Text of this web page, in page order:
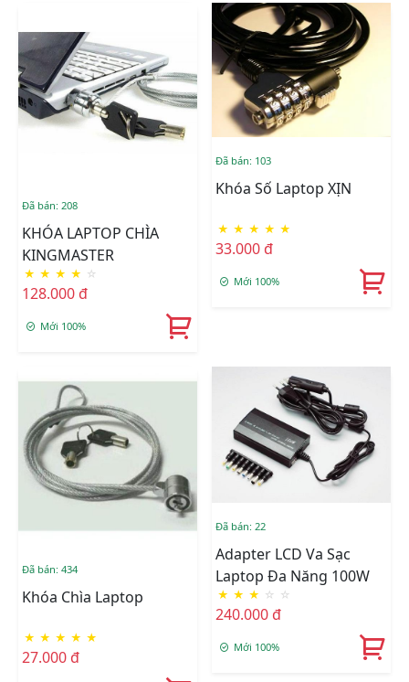
Đã bán: 208
KHÓA LAPTOP CHÌA
KINGMASTER
★ ★ ★ ★ ☆
128.000 đ
Mới 100%
Đã bán: 103
Khóa Số Laptop XỊN
★ ★ ★ ★ ★
33.000 đ
Mới 100%
Đã bán: 434
Khóa Chìa Laptop
★ ★ ★ ★ ★
27.000 đ
Đã bán: 22
Adapter LCD Va Sạc
Laptop Đa Năng 100W
★ ★ ★ ☆ ☆
240.000 đ
Mới 100%